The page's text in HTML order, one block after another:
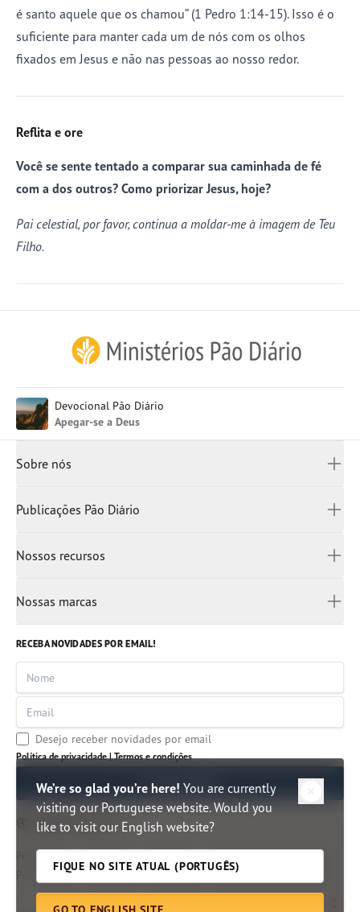
é santo aquele que os chamou” (1 Pedro 1:14-15). Isso é o
suficiente para manter cada um de nós com os olhos
fixados em Jesus e não nas pessoas ao nosso redor.
Reflita e ore
Você se sente tentado a comparar sua caminhada de fé
com a dos outros? Como priorizar Jesus, hoje?
Pai celestial, por favor, continua a moldar-me à imagem de Teu
Filho.
Devocional Pão Diário
Apegar-se a Deus
Sobre nós
Escritórios
Liderança
Publicações Pão Diário
Nossos recursos
Artigos
Nossas marcas
RECEBA NOVIDADES POR EMAIL!
Nome
Email
Desejo receber novidades por email
Política de privacidade | Termos e condições
ME INSCREVER
Edição do Brasil
Inglês (EUA)
Inglês (UK)
Françês
China Simplificado
Japão
Espanha
Africâner
Árabe
Mianmar
Indonésia
Malayalam
Tâmil
Tailândia
Política de
Privacidade
Condições
Permissões
Ministérios Pão Diário.
All rights reserved.
We’re so glad you’re here! You are currently
visiting our Portuguese website. Would you
like to visit our English website?
FIQUE NO SITE ATUAL (PORTUGÊS)